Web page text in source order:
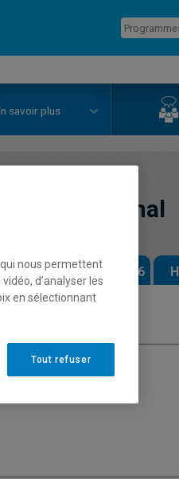
savoir plus
international
Horaire - Automne 2026
Discipline: Marketing
nous permettent
d’analyser les
en sélectionnant
Tout refuser